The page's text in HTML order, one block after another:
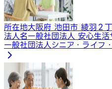
所在地大阪府 池田市 綾羽２
法人名一般社団法人 安心生活
一般社団法人シニア・ライフ